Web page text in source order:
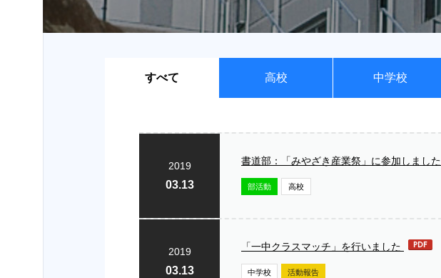
すべて 高校 中学校
2019
03.13
書道部：「みやざき産業祭」に参加しました
部活動 高校
2019
03.13
「一中クラスマッチ」を行いました
中学校 活動報告
生・保護者